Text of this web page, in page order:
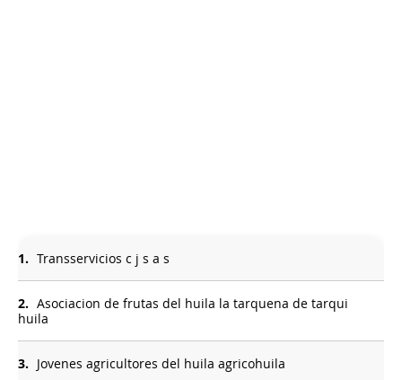
1. Transservicios c j s a s
2. Asociacion de frutas del huila la tarquena de tarqui
huila
3. Jovenes agricultores del huila agricohuila